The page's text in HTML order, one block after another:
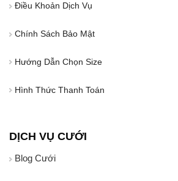
Điều Khoản Dịch Vụ
Chính Sách Bảo Mật
Hướng Dẫn Chọn Size
Hình Thức Thanh Toán
DỊCH VỤ CƯỚI
Blog Cưới